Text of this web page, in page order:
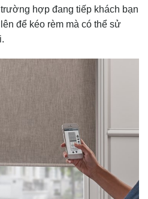
hợp đang tiếp khách bạn
để kéo rèm mà có thể sử